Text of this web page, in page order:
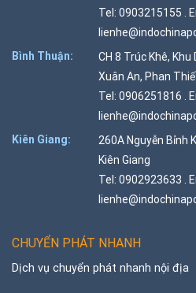
Tel: 0903215155 .
Bình Thuận:
CH 8 Trúc Khê,
Xuân An, Phan
Tel: 0906251816 .
Kiên Giang:
260A Nguyễn Bỉnh
Kiên Giang
Tel: 0902923633 .
CHUYỂN PHÁT NHANH
Dịch vụ chuyển phát nhanh nội địa